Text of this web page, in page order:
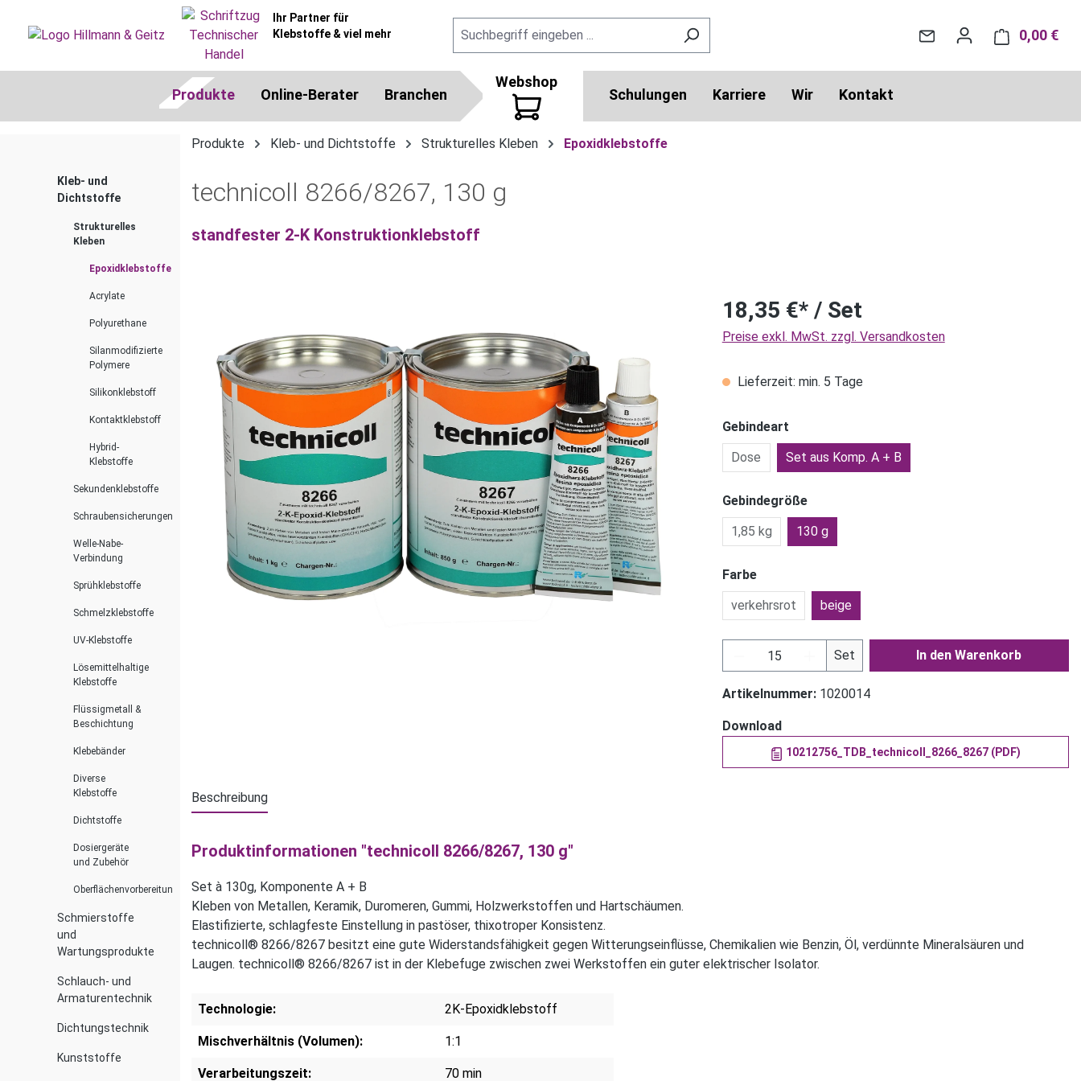
Zur Hauptnavigation springen
Ihr Partner für
Klebstoffe & viel mehr
0,00 €
Produkte Online-Berater Branchen
Webshop
Schulungen Karriere Wir Kontakt
Kleb- und
Dichtstoffe
Strukturelles
Kleben
Epoxidklebstoffe
Acrylate
Polyurethane
Silanmodifizierte
Polymere
Silikonklebstoff
Kontaktklebstoff
Hybrid-
Klebstoffe
Sekundenklebstoffe
Schraubensicherungen
Welle-Nabe-
Verbindung
Sprühklebstoffe
Schmelzklebstoffe
UV-Klebstoffe
Lösemittelhaltige
Klebstoffe
Flüssigmetall &
Beschichtung
Klebebänder
Diverse
Klebstoffe
Dichtstoffe
Dosiergeräte
und Zubehör
Oberflächenvorbereitung
Schmierstoffe
und
Wartungsprodukte
Schlauch- und
Armaturentechnik
Dichtungstechnik
Kunststoffe
Produkte Kleb- und Dichtstoffe Strukturelles Kleben Epoxidklebstoffe
technicoll 8266/8267, 130 g
standfester 2-K Konstruktionklebstoff
18,35 €* / Set
Preise exkl. MwSt. zzgl. Versandkosten
Lieferzeit: min. 5 Tage
Gebindeart
Dose
Set aus Komp. A + B
Gebindegröße
1,85 kg
130 g
Farbe
verkehrsrot
beige
Produkt Anzahl: Gib den gewünschten
Set In den Warenkorb
Artikelnummer: 1020014
Download
10212756_TDB_technicoll_8266_8267 (PDF)
Beschreibung
Produktinformationen "technicoll 8266/8267, 130 g"
Set à 130g, Komponente A + B
Kleben von Metallen, Keramik, Duromeren, Gummi, Holzwerkstoffen und Hartschäumen.
Elastifizierte, schlagfeste Einstellung in pastöser, thixotroper Konsistenz.
technicoll® 8266/8267 besitzt eine gute Widerstandsfähigkeit gegen Witterungseinflüsse, Chemikalien wie Benzin, Öl, verdünnte Mineralsäuren und
Laugen. technicoll® 8266/8267 ist in der Klebefuge zwischen zwei Werkstoffen ein guter elektrischer Isolator.
Technologie: 2K-Epoxidklebstoff
Mischverhältnis (Volumen): 1:1
Verarbeitungszeit: 70 min